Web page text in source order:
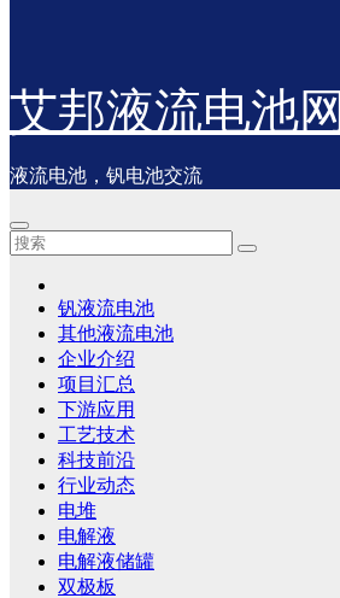
艾邦液流电池网
液流电池，钒电池交流
钒液流电池
其他液流电池
企业介绍
项目汇总
下游应用
工艺技术
科技前沿
行业动态
电堆
电解液
电解液储罐
双极板